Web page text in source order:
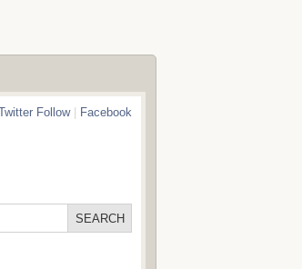
Follow| Facebook